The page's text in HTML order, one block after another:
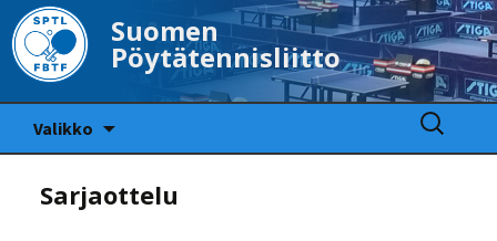
Suomen
Pöytätennisliitto
Valikko
Haku:
Sarjaottelu